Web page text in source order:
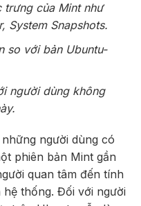
của Mint như
System Snapshots.
so với bản Ubuntu-
người dùng không
người dùng có
phiên bản Mint gần
quan tâm đến tính
thống. Đối với người